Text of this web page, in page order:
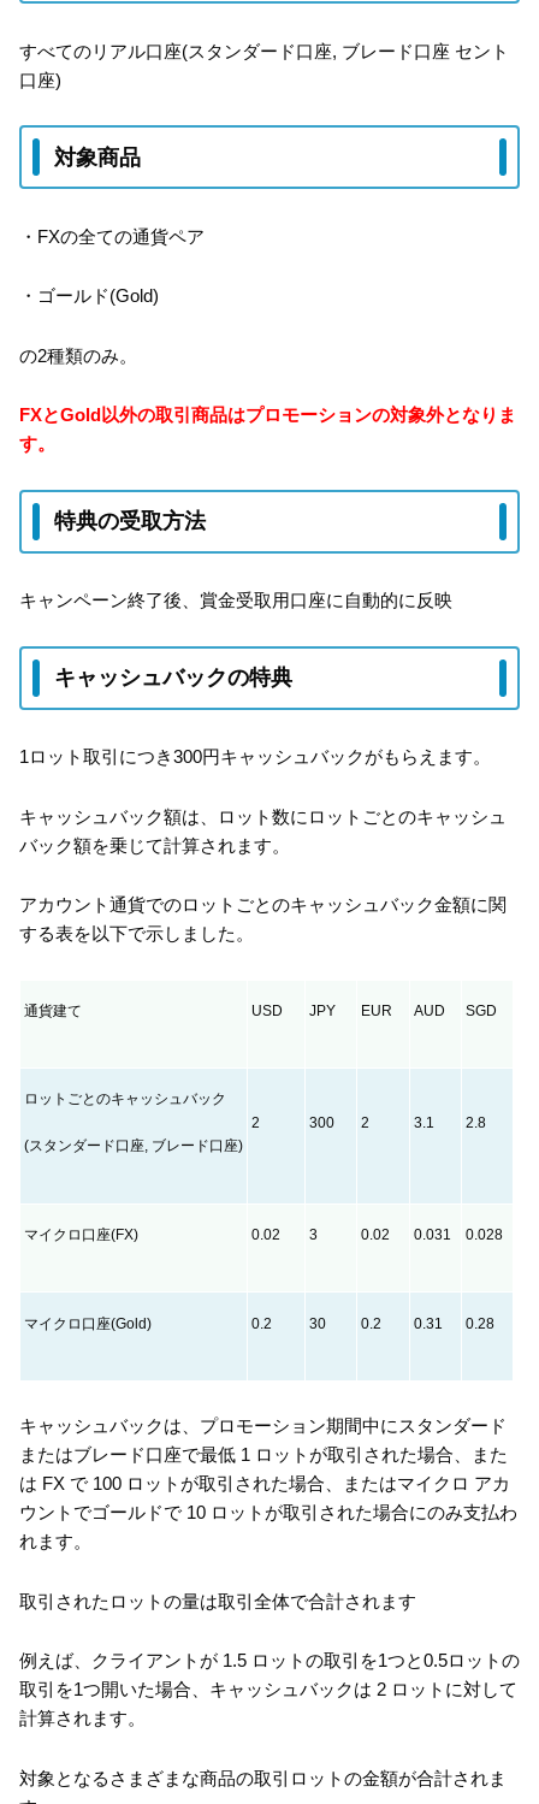
すべてのリアル口座(スタンダード口座, ブレード口座 セント
口座)
対象商品
・FXの全ての通貨ペア
・ゴールド(Gold)
の2種類のみ。
FXとGold以外の取引商品はプロモーションの対象外となりま
す。
特典の受取方法
キャンペーン終了後、賞金受取用口座に自動的に反映
キャッシュバックの特典
1ロット取引につき300円キャッシュバックがもらえます。
キャッシュバック額は、ロット数にロットごとのキャッシュ
バック額を乗じて計算されます。
アカウント通貨でのロットごとのキャッシュバック金額に関
する表を以下で示しました。
通貨建て USD JPY EUR AUD SGD
ロットごとのキャッシュバック
(スタンダード口座, ブレード口座)
2 300 2 3.1 2.8
マイクロ口座(FX) 0.02 3 0.02 0.031 0.028
マイクロ口座(Gold) 0.2 30 0.2 0.31 0.28
キャッシュバックは、プロモーション期間中にスタンダード
またはブレード口座で最低 1 ロットが取引された場合、また
は FX で 100 ロットが取引された場合、またはマイクロ アカ
ウントでゴールドで 10 ロットが取引された場合にのみ支払わ
れます。
取引されたロットの量は取引全体で合計されます
例えば、クライアントが 1.5 ロットの取引を1つと0.5ロットの
取引を1つ開いた場合、キャッシュバックは 2 ロットに対して
計算されます。
対象となるさまざまな商品の取引ロットの金額が合計されま